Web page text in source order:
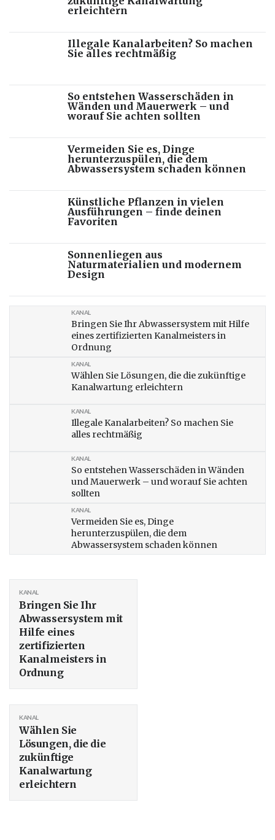
erleichtern
Illegale Kanalarbeiten? So machen
Sie alles rechtmäßig
So entstehen Wasserschäden in
Wänden und Mauerwerk – und
worauf Sie achten sollten
Vermeiden Sie es, Dinge
herunterzuspülen, die dem
Abwassersystem schaden können
Künstliche Pflanzen in vielen
Ausführungen – finde deinen
Favoriten
Sonnenliegen aus
Naturmaterialien und modernem
Design
Bringen Sie Ihr Abwassersystem mit Hilfe
eines zertifizierten Kanalmeisters in
Ordnung
KANAL
Wählen Sie Lösungen, die die zukünftige
Kanalwartung erleichtern
KANAL
Illegale Kanalarbeiten? So machen Sie
alles rechtmäßig
KANAL
So entstehen Wasserschäden in Wänden
und Mauerwerk – und worauf Sie achten
sollten
KANAL
Vermeiden Sie es, Dinge
herunterzuspülen, die dem
Abwassersystem schaden können
KANAL
Bringen Sie Ihr
Abwassersystem mit
Hilfe eines
zertifizierten
Kanalmeisters in
Ordnung
KANAL
Wählen Sie
Lösungen, die die
zukünftige
Kanalwartung
erleichtern
KANAL